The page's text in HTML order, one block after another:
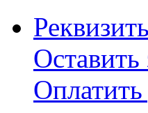
Оставить